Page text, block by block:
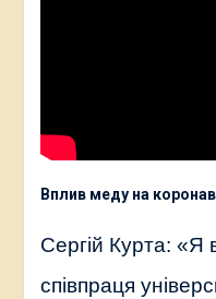
Вплив меду на
Сергій Курта:
співпраця